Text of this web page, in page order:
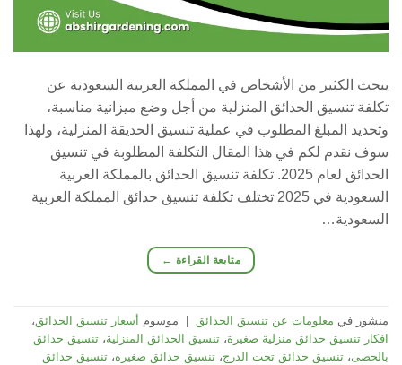
يبحث الكثير من الأشخاص في المملكة العربية السعودية عن
تكلفة تنسيق الحدائق المنزلية من أجل وضع ميزانية مناسبة،
وتحديد المبلغ المطلوب في عملية تنسيق الحديقة المنزلية، ولهذا
سوف نقدم لكم في هذا المقال التكلفة المطلوبة في تنسيق
الحدائق لعام 2025. تكلفة تنسيق الحدائق بالمملكة العربية
السعودية في 2025 تختلف تكلفة تنسيق حدائق المملكة العربية
السعودية…
متابعة القراءة ←
منشور في معلومات عن تنسيق الحدائق موسوم أسعار تنسيق الحدائق،
افكار تنسيق حدائق منزلية صغيرة، تنسيق الحدائق المنزلية، تنسيق حدائق
بالحصى، تنسيق حدائق تحت الدرج، تنسيق حدائق صغيره، تنسيق حدائق